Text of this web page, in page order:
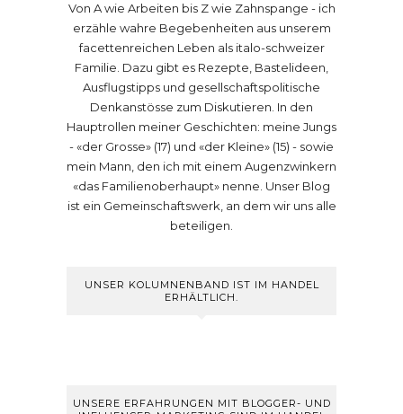
Von A wie Arbeiten bis Z wie Zahnspange - ich
erzähle wahre Begebenheiten aus unserem
facettenreichen Leben als italo-schweizer
Familie. Dazu gibt es Rezepte, Bastelideen,
Ausflugstipps und gesellschaftspolitische
Denkanstösse zum Diskutieren. In den
Hauptrollen meiner Geschichten: meine Jungs
- «der Grosse» (17) und «der Kleine» (15) - sowie
mein Mann, den ich mit einem Augenzwinkern
«das Familienoberhaupt» nenne. Unser Blog
ist ein Gemeinschaftswerk, an dem wir uns alle
beteiligen.
UNSER KOLUMNENBAND IST IM HANDEL
ERHÄLTLICH.
UNSERE ERFAHRUNGEN MIT BLOGGER- UND